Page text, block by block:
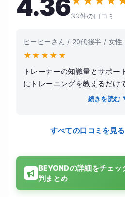
4.3633件の口コミ
ヒーヒーさん / 20代後半 / 女
★ ★ ★ ★ ★
トレーナーの知識量とサポー
にトレーニングを教えるだけ
習慣についても細かくアドバ
自然と上がります。実際に体
た。料金は決して安くありま
ビスの質は高く、本気で身体
足度の高いジムだと感じました
続きを読む
すべての口コミを見
BEYONDの詳細をチェッ
判まとめ